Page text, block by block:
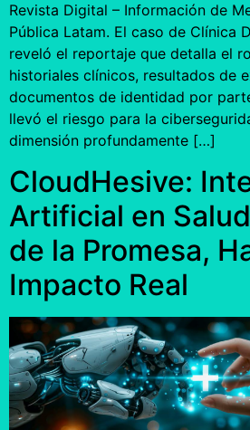
Revista Digital – Información de
Pública Latam. El caso de Clínica
reveló el reportaje que detalla el
historiales clínicos, resultados de
documentos de identidad por
llevó el riesgo para la
dimensión profundamente […]
CloudHesive:
Artificial en
de la Promesa,
Impacto Real